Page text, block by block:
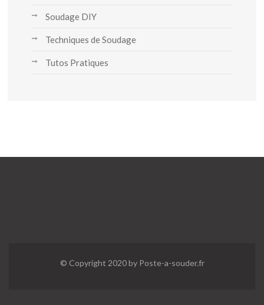
Soudage DIY
Techniques de Soudage
Tutos Pratiques
© Copyright 2020 by Poste-a-souder.fr